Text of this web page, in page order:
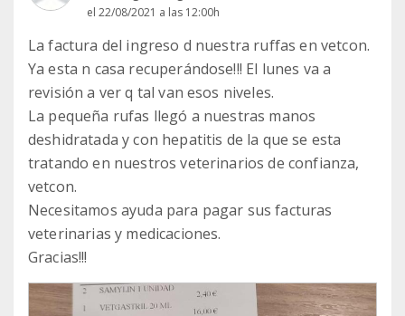
el 22/08/2021 a las 12:00h
La factura del ingreso d nuestra ruffas en vetcon.
Ya esta n casa recuperándose!!! El lunes va a
revisión a ver q tal van esos niveles.
La pequeña rufas llegó a nuestras manos
deshidratada y con hepatitis de la que se esta
tratando en nuestros veterinarios de confianza,
vetcon.
Necesitamos ayuda para pagar sus facturas
veterinarias y medicaciones.
Gracias!!!